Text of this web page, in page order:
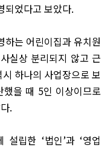
되었다고 보았다.
하는 어린이집과 유치원
실상 분리되지 않고 근
하나의 사업장으로 보
했을 때 5인 이상이므로
.
설립한 ‘법인’과‘영업